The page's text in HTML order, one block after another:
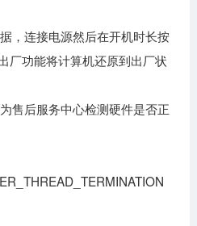
，连接电源然后在开机时长按
厂功能将计算机还原到出厂状
售后服务中心检测硬件是否正